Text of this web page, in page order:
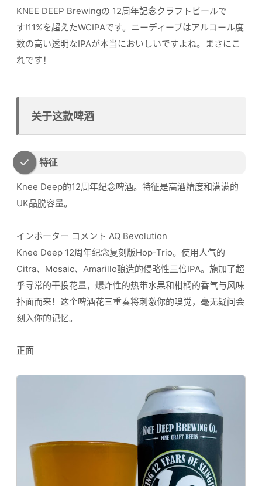
KNEE DEEP Brewingの 12周年記念クラフトビールで
す!11%を超えたWCIPAです。ニーディープはアルコール度
数の高い透明なIPAが本当においしいですよね。まさにこ
れです！
关于这款啤酒
特征
Knee Deep的12周年纪念啤酒。特征是高酒精度和满满的
UK品脱容量。
インポーター コメント AQ Bevolution
Knee Deep 12周年纪念复刻版Hop-Trio。使用人气的
Citra、Mosaic、Amarillo酿造的侵略性三倍IPA。施加了超
乎寻常的干投花量，爆炸性的热带水果和柑橘的香气与风味
扑面而来！这个啤酒花三重奏将刺激你的嗅觉，毫无疑问会
刻入你的记忆。
正面